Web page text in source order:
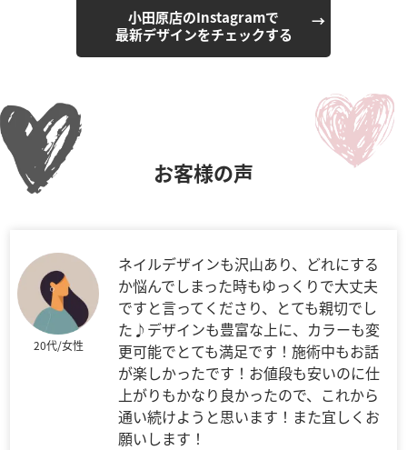
小田原店のInstagramで
最新デザインをチェックする
お客様の声
20代/女性
ネイルデザインも沢山あり、どれにする
か悩んでしまった時もゆっくりで大丈夫
ですと言ってくださり、とても親切でし
た♪デザインも豊富な上に、カラーも変
更可能でとても満足です！施術中もお話
が楽しかったです！お値段も安いのに仕
上がりもかなり良かったので、これから
通い続けようと思います！また宜しくお
願いします！